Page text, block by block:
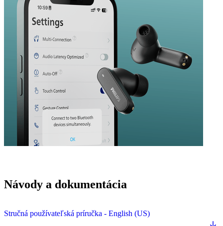
Návody a dokumentácia
Stručná používateľská príručka - English (US)